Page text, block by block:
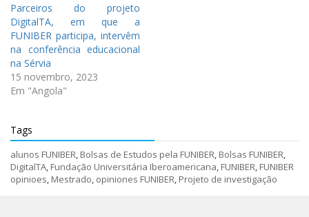
Parceiros do projeto
DigitalTA, em que a
FUNIBER participa, intervêm
na conferência educacional
na Sérvia
15 novembro, 2023
Em "Angola"
Tags
alunos FUNIBER, Bolsas de Estudos pela FUNIBER, Bolsas FUNIBER,
DigitalTA, Fundação Universitária Iberoamericana, FUNIBER, FUNIBER
opinioes, Mestrado, opiniones FUNIBER, Projeto de investigação